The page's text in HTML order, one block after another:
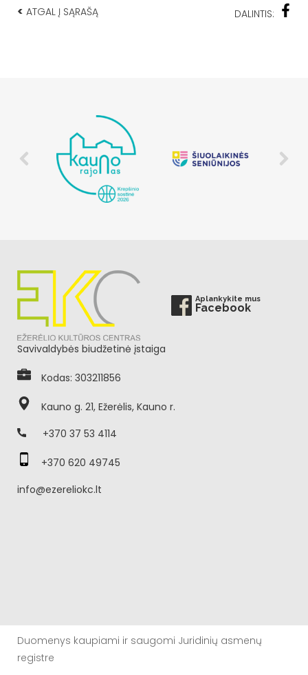
< ATGAL Į SĄRAŠĄ DALINTIS:
Aplankykite mus
Facebook
Savivaldybės biudžetinė įstaiga
Kodas: 303211856
Kauno g. 21, Ežerėlis, Kauno r.
+370 37 53 4114
+370 620 49745
info@ezereliokc.lt
Duomenys kaupiami ir saugomi Juridinių asmenų
registre